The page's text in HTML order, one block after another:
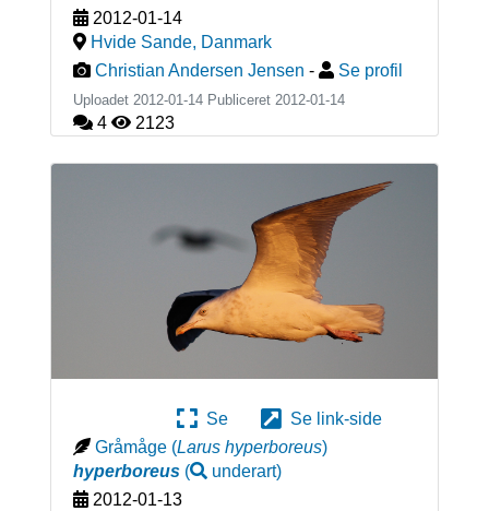
2012-01-14
Hvide Sande, Danmark
Christian Andersen Jensen - Se profil
Uploadet 2012-01-14 Publiceret 2012-01-14
4 2123
Se
Se link-side
Gråmåge (Larus hyperboreus)
hyperboreus( underart)
2012-01-13